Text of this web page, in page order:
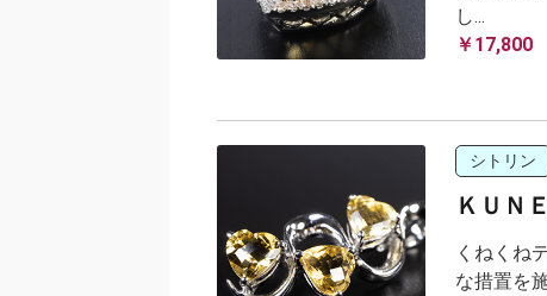
し...
￥17,800
シトリン
ＫＵＮ
くねくね
な措置を